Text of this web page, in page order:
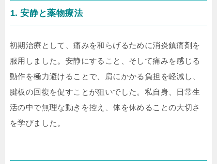
1. 安静と薬物療法
初期治療として、痛みを和らげるために消炎鎮痛剤を
服用しました。安静にすること、そして痛みを感じる
動作を極力避けることで、肩にかかる負担を軽減し、
腱板の回復を促すことが狙いでした。私自身、日常生
活の中で無理な動きを控え、体を休めることの大切さ
を学びました。